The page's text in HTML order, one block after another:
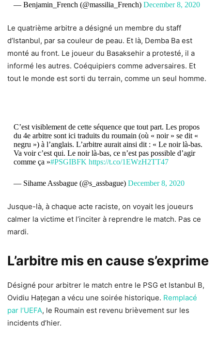
— Benjamin_French (@massilia_French) December 8, 2020
Le quatrième arbitre a désigné un membre du staff
d’Istanbul, par sa couleur de peau. Et là, Demba Ba est
monté au front. Le joueur du Basaksehir a protesté, il a
informé les autres. Coéquipiers comme adversaires. Et
tout le monde est sorti du terrain, comme un seul homme.
C’est visiblement de cette séquence que tout part. Les propos
du 4e arbitre sont ici traduits du roumain (où « noir » se dit «
negru ») à l’anglais. L’arbitre aurait ainsi dit : « Le noir là-bas.
Va voir c’est qui. Le noir là-bas, ce n’est pas possible d’agir
comme ça »#PSGIBFK https://t.co/1EWzH2TT47
— Sihame Assbague (@s_assbague) December 8, 2020
Jusque-là, à chaque acte raciste, on voyait les joueurs
calmer la victime et l’inciter à reprendre le match. Pas ce
mardi.
L’arbitre mis en cause s’exprime
Désigné pour arbitrer le match entre le PSG et Istanbul B,
Ovidiu Hațegan a vécu une soirée historique. Remplacé
par l’UEFA, le Roumain est revenu brièvement sur les
incidents d’hier.